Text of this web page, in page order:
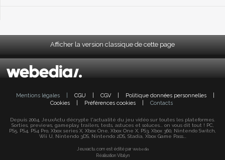
Afficher la version classique de cette page
Mentions légales CGU CGV Politique données personnelles
Cookies
Préférences cookies Contacts
Depuis 2004, JeuxActu décrypte l'actualité du jeu vidéo sur toutes les plateformes.
Sorties, previews, gameplay, trailers, tests, astuces et soluces... on vous dit tout ! PC,
PS5, PS4, PS4 Pro, Xbox series X, Xbox One, Xbox One X, PS3, Xbox 360, Nintendo Switch,
Wii U, Nintendo 3DS, Nintendo 2DS, Stadia, Xbox Game Pass...
Jeuxactu.com est édité par Webedia
Réalisation Vitalyn